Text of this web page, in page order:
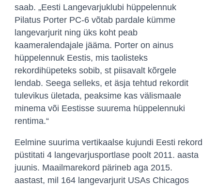
saab. „Eesti Langevarjuklubi hüppelennuk
Pilatus Porter PC-6 võtab pardale kümme
langevarjurit ning üks koht peab
kaameralendajale jääma. Porter on ainus
hüppelennuk Eestis, mis taolisteks
rekordihüpeteks sobib, st piisavalt kõrgele
lendab. Seega selleks, et äsja tehtud rekordit
tulevikus ületada, peaksime kas välismaale
minema või Eestisse suurema hüppelennuki
rentima.“
Eelmine suurima vertikaalse kujundi Eesti rekord
püstitati 4 langevarjusportlase poolt 2011. aasta
juunis. Maailmarekord pärineb aga 2015.
aastast, mil 164 langevarjurit USAs Chicagos